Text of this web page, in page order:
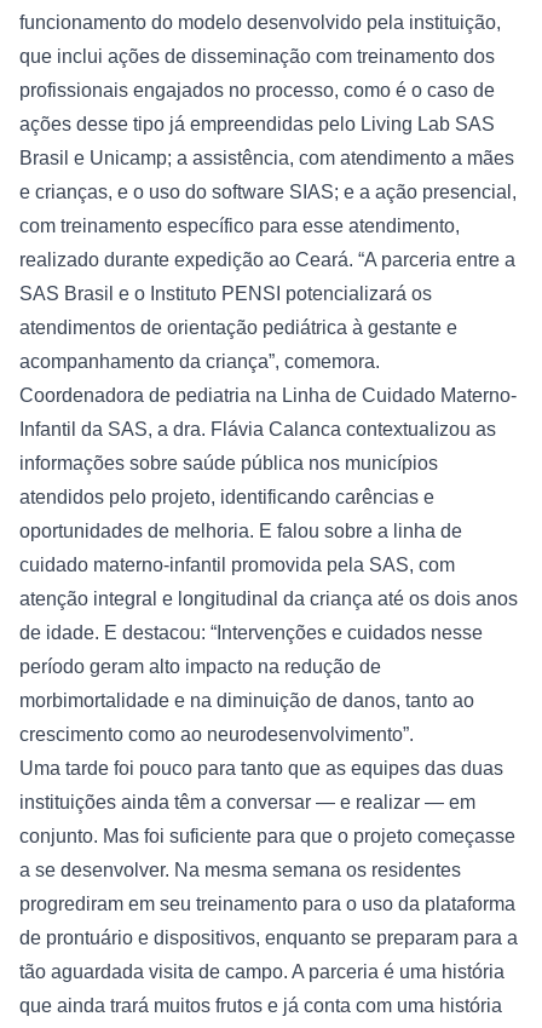
funcionamento do modelo desenvolvido pela instituição,
que inclui ações de disseminação com treinamento dos
profissionais engajados no processo, como é o caso de
ações desse tipo já empreendidas pelo Living Lab SAS
Brasil e Unicamp; a assistência, com atendimento a mães
e crianças, e o uso do software SIAS; e a ação presencial,
com treinamento específico para esse atendimento,
realizado durante expedição ao Ceará. “A parceria entre a
SAS Brasil e o Instituto PENSI potencializará os
atendimentos de orientação pediátrica à gestante e
acompanhamento da criança”, comemora.
Coordenadora de pediatria na Linha de Cuidado Materno-
Infantil da SAS, a dra. Flávia Calanca contextualizou as
informações sobre saúde pública nos municípios
atendidos pelo projeto, identificando carências e
oportunidades de melhoria. E falou sobre a linha de
cuidado materno-infantil promovida pela SAS, com
atenção integral e longitudinal da criança até os dois anos
de idade. E destacou: “Intervenções e cuidados nesse
período geram alto impacto na redução de
morbimortalidade e na diminuição de danos, tanto ao
crescimento como ao neurodesenvolvimento”.
Uma tarde foi pouco para tanto que as equipes das duas
instituições ainda têm a conversar — e realizar — em
conjunto. Mas foi suficiente para que o projeto começasse
a se desenvolver. Na mesma semana os residentes
progrediram em seu treinamento para o uso da plataforma
de prontuário e dispositivos, enquanto se preparam para a
tão aguardada visita de campo. A parceria é uma história
que ainda trará muitos frutos e já conta com uma história